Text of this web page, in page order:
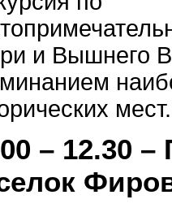
и Вышнего
мест.
– 12.30